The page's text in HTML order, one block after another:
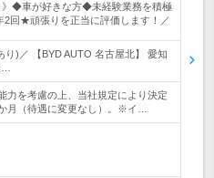
》◆車が好きな方◆未経験業務を積極
回★頑張りを正当に評価します！／
り)／ 【BYD AUTO 名古屋北】 愛知
力を考慮の上、当社規定により決定
月（待遇に変更なし）。※イ…